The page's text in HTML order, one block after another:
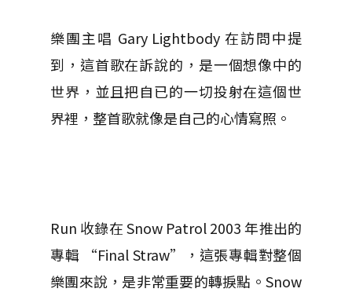
樂團主唱 Gary Lightbody 在訪問中提
到，這首歌在訴說的，是一個想像中的
世界，並且把自已的一切投射在這個世
界裡，整首歌就像是自己的心情寫照。
Run 收錄在 Snow Patrol 2003 年推出的
專輯 “Final Straw”，這張專輯對整個
樂團來說，是非常重要的轉捩點。Snow